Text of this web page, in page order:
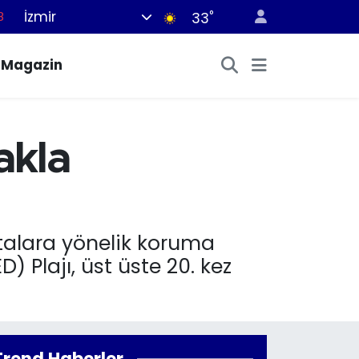
İzmir 33°
Magazin
yönelik koruma
Plajı, üst üste 20. kez